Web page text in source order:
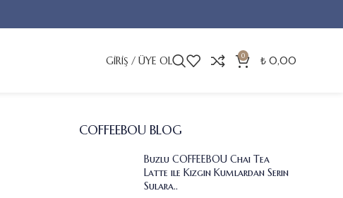
GIRIŞ / ÜYE OL 0 ₺ 0,00
COFFEEBOU BLOG
Buzlu COFFEEBOU Chai Tea
Latte ile Kızgın Kumlardan Serin
Sulara..